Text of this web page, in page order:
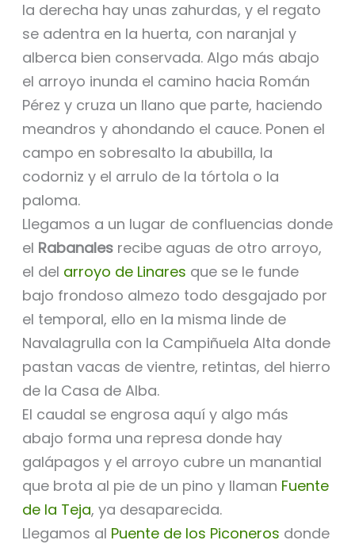
la derecha hay unas zahurdas, y el regato
se adentra en la huerta, con naranjal y
alberca bien conservada. Algo más abajo
el arroyo inunda el camino hacia Román
Pérez y cruza un llano que parte, haciendo
meandros y ahondando el cauce. Ponen el
campo en sobresalto la abubilla, la
codorniz y el arrulo de la tórtola o la
paloma.
Llegamos a un lugar de confluencias donde
el Rabanalesrecibe aguas de otro arroyo,
el del arroyo de Linares que se le funde
bajo frondoso almezo todo desgajado por
el temporal, ello en la misma linde de
Navalagrulla con la Campiñuela Alta donde
pastan vacas de vientre, retintas, del hierro
de la Casa de Alba.
El caudal se engrosa aquí y algo más
abajo forma una represa donde hay
galápagos y el arroyo cubre un manantial
que brota al pie de un pino y llaman Fuente
de la Teja, ya desaparecida.
Llegamos al Puente de los Piconeros donde